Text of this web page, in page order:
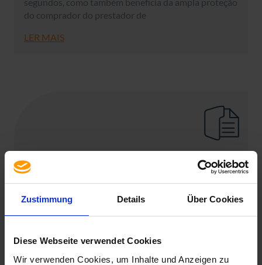
Zustimmung Details Über Cookies
Diese Webseite verwendet Cookies
Wir verwenden Cookies, um Inhalte und Anzeigen zu
do comprador do prestador de
LER MAIS